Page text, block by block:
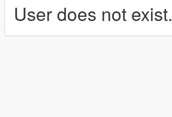
User does not exist.